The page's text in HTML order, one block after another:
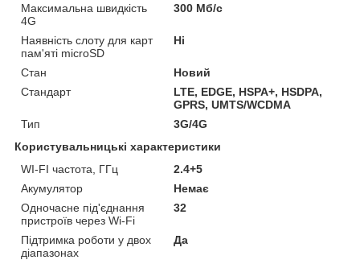
Максимальна швидкість
4G
300 Мб/с
Наявність слоту для карт
пам'яті microSD
Ні
Стан
Новий
Стандарт
LTE, EDGE, HSPA+, HSDPA,
GPRS, UMTS/WCDMA
Тип
3G/4G
Користувальницькі характеристики
WI-FI частота, ГГц
2.4+5
Акумулятор
Немає
Одночасне під'єднання
пристроїв через Wi-Fi
32
Підтримка роботи у двох
діапазонах
Да